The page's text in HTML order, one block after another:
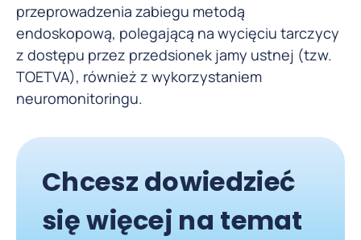
przeprowadzenia zabiegu metodą
endoskopową, polegającą na wycięciu tarczycy
z dostępu przez przedsionek jamy ustnej (tzw.
TOETVA), również z wykorzystaniem
neuromonitoringu.
Chcesz dowiedzieć
się więcej na temat